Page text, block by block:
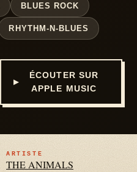
BLUES ROCK
RHYTHM-N-BLUES
ÉCOUTER SUR
APPLE MUSIC
ARTISTE
THE ANIMALS